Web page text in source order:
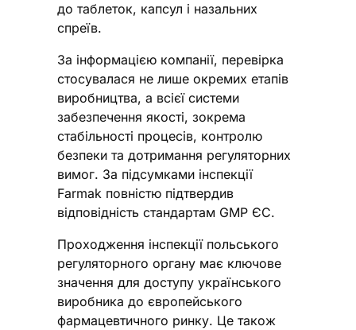
до таблеток, капсул і назальних
спреїв.
За інформацією компанії, перевірка
стосувалася не лише окремих етапів
виробництва, а всієї системи
забезпечення якості, зокрема
стабільності процесів, контролю
безпеки та дотримання регуляторних
вимог. За підсумками інспекції
Farmak повністю підтвердив
відповідність стандартам GMP ЄС.
Проходження інспекції польського
регуляторного органу має ключове
значення для доступу українського
виробника до європейського
фармацевтичного ринку. Це також